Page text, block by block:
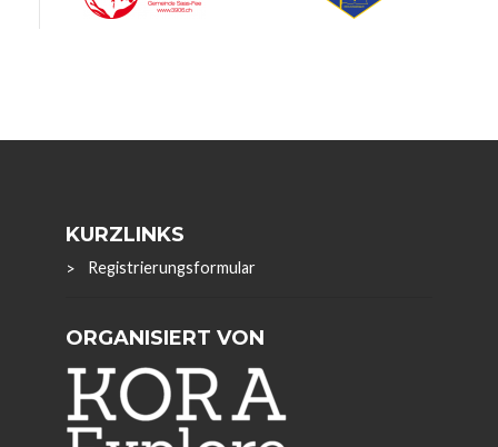
KURZLINKS
Registrierungsformular
ORGANISIERT VON